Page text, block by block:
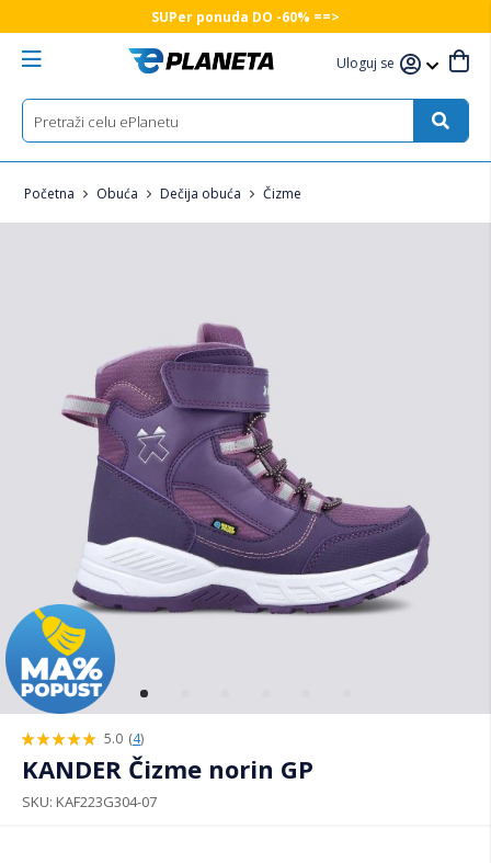
SUPer ponuda DO -60% ==>
Uloguj se
Početna Obuća Dečija obuća Čizme
5.0 (4)
KANDER Čizme norin GP
SKU KAF223G304-07